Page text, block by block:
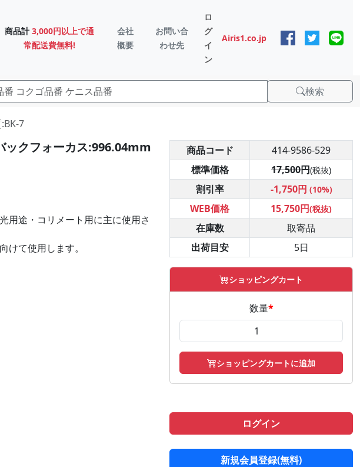
商品計 3,000円以上で通
常配送費無料!
会社
概要
お問い合
わせ先
ロ
グ
イ
ン
Airis1.co.jp
検索
7
クフォーカス:996.04mm
用途・コリメート用に主に使用さ
て使用します。
商品コード
414-9586-529
標準価格
17,500円(税抜)
割引率 -1,750円 (10%)
WEB価格 15,750円(税抜)
在庫数
取寄品
出荷目安
5日
ショッピングカート
数量*
ショッピングカートに追加
ログイン
新規会員登録(無料)